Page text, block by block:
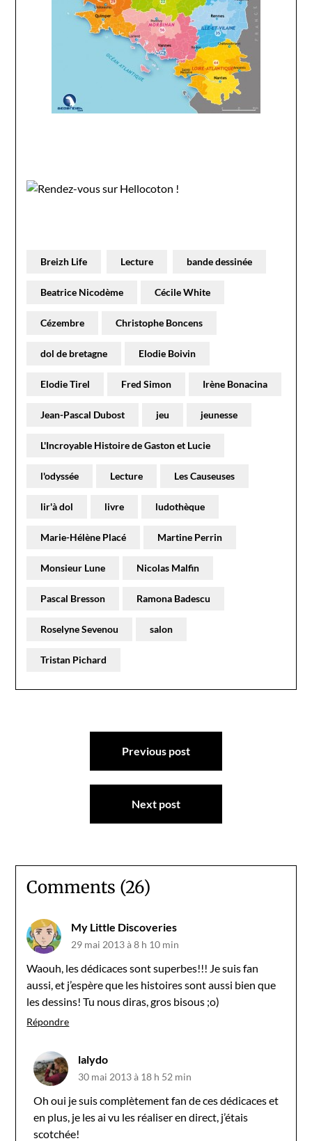
Breizh Life Lecture bande dessinée
Beatrice Nicodème Cécile White
Cézembre Christophe Boncens
dol de bretagne Elodie Boivin
Elodie Tirel Fred Simon Irène Bonacina
Jean-Pascal Dubost jeu jeunesse
L'Incroyable Histoire de Gaston et Lucie
l'odyssée Lecture Les Causeuses
lir'à dol livre ludothèque
Marie-Hélène Placé Martine Perrin
Monsieur Lune Nicolas Malfin
Pascal Bresson Ramona Badescu
Roselyne Sevenou salon
Tristan Pichard
Navigation
Previous post
Next post
Comments (26)
My Little Discoveries
29 mai 2013 à 8 h 10 min
Waouh, les dédicaces sont superbes!!! Je suis fan
aussi, et j’espère que les histoires sont aussi bien que
les dessins! Tu nous diras, gros bisous ;o)
Répondre
lalydo
30 mai 2013 à 18 h 52 min
Oh oui je suis complètement fan de ces dédicaces et
en plus, je les ai vu les réaliser en direct, j’étais
scotchée!